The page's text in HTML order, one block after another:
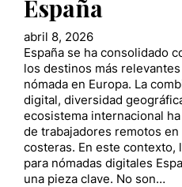
España
abril 8, 2026
España se ha consolidado
los destinos más
nómada en Europa. La
digital, diversidad
ecosistema internacional
de trabajadores remotos en
costeras. En este contexto,
para nómadas digitales
una pieza clave. No son…